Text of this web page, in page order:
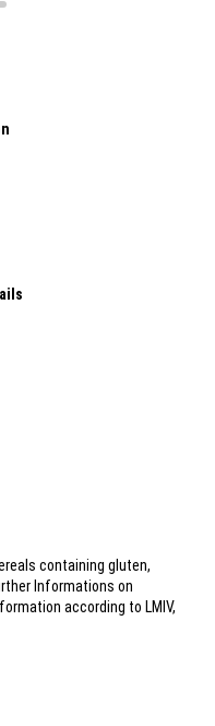
containing gluten,
Informations on
according to LMIV,